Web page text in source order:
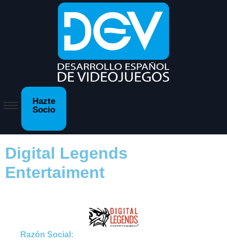
Hazte
Socio
Digital Legends
Entertaiment
Razón Social: